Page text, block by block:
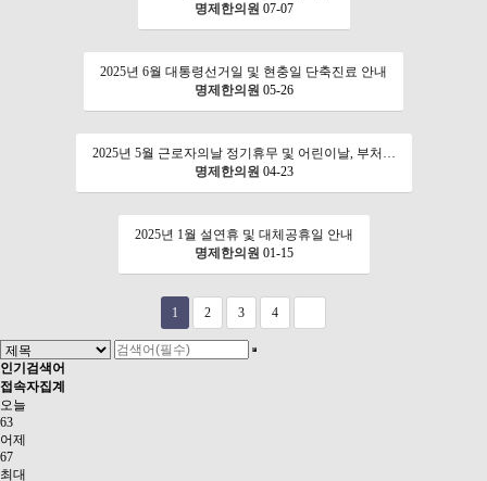
명제한의원 07-07
2025년 6월 대통령선거일 및 현충일 단축진료 안내
명제한의원 05-26
2025년 5월 근로자의날 정기휴무 및 어린이날, 부처…
명제한의원 04-23
2025년 1월 설연휴 및 대체공휴일 안내
명제한의원 01-15
1 2 3 4
인기검색어
접속자집계
오늘
63
어제
67
최대